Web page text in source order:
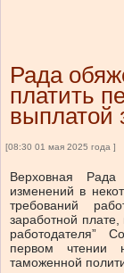
Рада
платить
выплатой
[08:30 01 мая 2025 года ]
Верховная
изменений в
требований
заработной
работодателя”
первом чтении
таможенной